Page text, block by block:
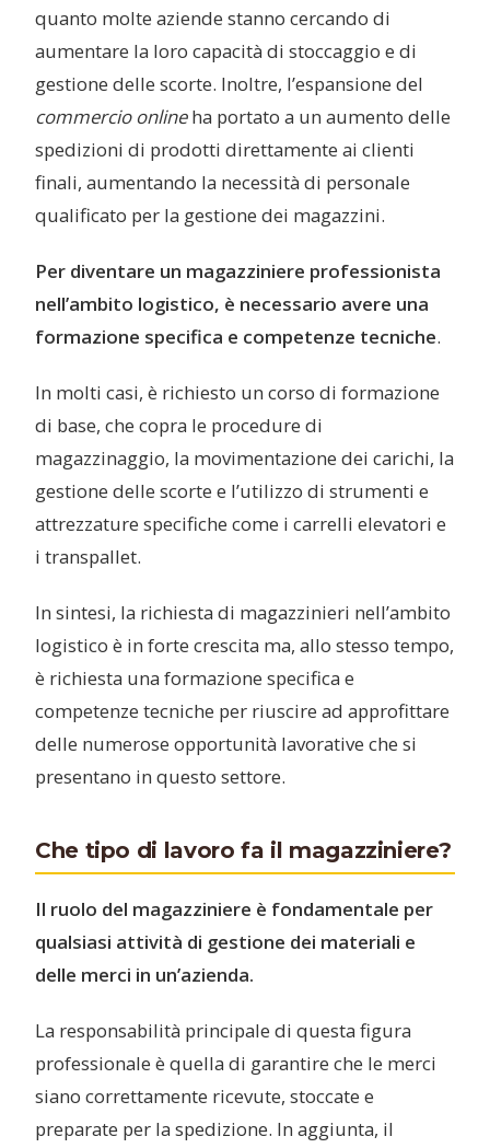
quanto molte aziende stanno cercando di
aumentare la loro capacità di stoccaggio e di
gestione delle scorte. Inoltre, l’espansione del
commercio onlineha portato a un aumento delle
spedizioni di prodotti direttamente ai clienti
finali, aumentando la necessità di personale
qualificato per la gestione dei magazzini.
Per diventare un magazziniere professionista
nell’ambito logistico, è necessario avere una
formazione specifica e competenze tecniche.
In molti casi, è richiesto un corso di formazione
di base, che copra le procedure di
magazzinaggio, la movimentazione dei carichi, la
gestione delle scorte e l’utilizzo di strumenti e
attrezzature specifiche come i carrelli elevatori e
i transpallet.
In sintesi, la richiesta di magazzinieri nell’ambito
logistico è in forte crescita ma, allo stesso tempo,
è richiesta una formazione specifica e
competenze tecniche per riuscire ad approfittare
delle numerose opportunità lavorative che si
presentano in questo settore.
Che tipo di lavoro fa il magazziniere?
Il ruolo del magazziniere è fondamentale per
qualsiasi attività di gestione dei materiali e
delle merci in un’azienda.
La responsabilità principale di questa figura
professionale è quella di garantire che le merci
siano correttamente ricevute, stoccate e
preparate per la spedizione. In aggiunta, il